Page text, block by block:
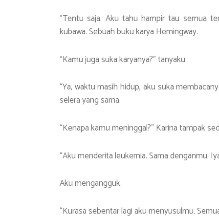
“Tentu saja. Aku tahu hampir tau semua
kubawa. Sebuah buku karya Hemingway.
“Kamu juga suka karyanya?” tanyaku.
“Ya, waktu masih hidup, aku suka
selera yang sama.
“Kenapa kamu meninggal?” Karina tampak
“Aku menderita leukemia. Sama denganmu.
Aku mengangguk.
“Kurasa sebentar lagi aku menyusulmu.